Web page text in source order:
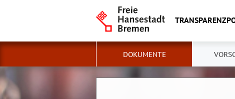
DOKUMENTE